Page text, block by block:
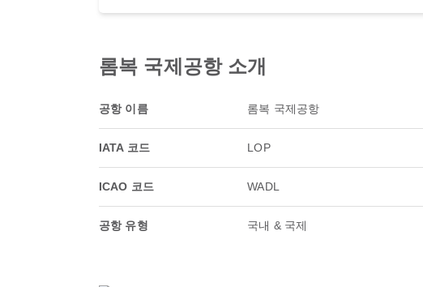
롬복 국제공항 소개
공항 이름 롬복 국제공항
IATA 코드 LOP
ICAO 코드 WADL
공항 유형 국내 & 국제